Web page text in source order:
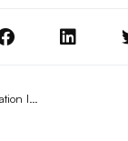
Art & Humanities Citation Index